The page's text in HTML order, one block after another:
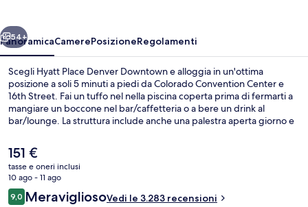
Avanti
54+
PanoramicaCamerePosizioneRegolamenti
Scegli Hyatt Place Denver Downtown e alloggia in un'ottima
posizione a soli 5 minuti a piedi da Colorado Convention Center e
16th Street. Fai un tuffo nel nella piscina coperta prima di fermarti a
mangiare un boccone nel bar/caffetteria o a bere un drink al
bar/lounge. La struttura include anche una palestra aperta giorno e
lodano il personale gentile e la colazione. La struttura è una comoda
base per spostarsi con i mezzi pubblici: Stazione di 16th - California si
trova a 6 min a piedi e Stazione di Convention Center a 7.
Il
prezzo
attuale
è
151 €
151 €
tasse e oneri inclusi
10 ago - 11 ago
Recensioni
9,09,0 su 10
MeravigliosoVedi le 3.283 recensioni